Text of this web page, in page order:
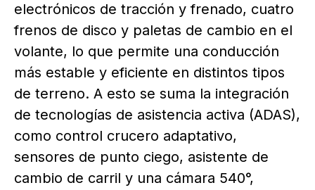
electrónicos de tracción y frenado, cuatro
frenos de disco y paletas de cambio en el
volante, lo que permite una conducción
más estable y eficiente en distintos tipos
de terreno. A esto se suma la integración
de tecnologías de asistencia activa (ADAS),
como control crucero adaptativo,
sensores de punto ciego, asistente de
cambio de carril y una cámara 540°,